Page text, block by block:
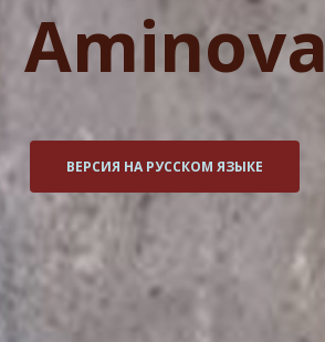
Aminova
ВЕРСИЯ НА РУССКОМ ЯЗЫКЕ